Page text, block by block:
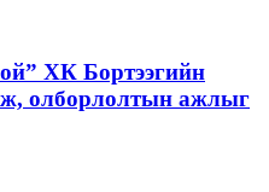
ХК Бортээгийн
олборлолтын ажлыг